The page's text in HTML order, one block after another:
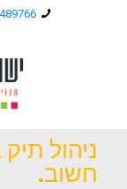
ניהול
חשוב.